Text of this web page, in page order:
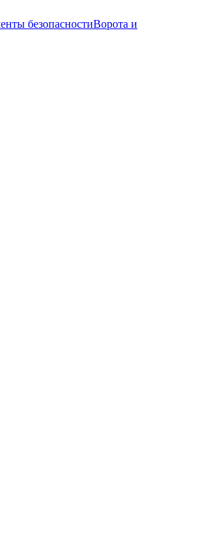
безопасностиВорота и